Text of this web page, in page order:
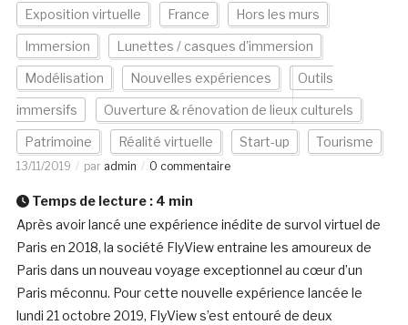
Exposition virtuelle France Hors les murs
Immersion Lunettes / casques d'immersion
Modélisation Nouvelles expériences Outils
immersifs Ouverture & rénovation de lieux culturels
Patrimoine Réalité virtuelle Start-up Tourisme
13/11/2019 par admin 0 commentaire
Temps de lecture : 4 min
Après avoir lancé une expérience inédite de survol virtuel de
Paris en 2018, la société FlyView entraine les amoureux de
Paris dans un nouveau voyage exceptionnel au cœur d’un
Paris méconnu. Pour cette nouvelle expérience lancée le
lundi 21 octobre 2019, FlyView s’est entouré de deux